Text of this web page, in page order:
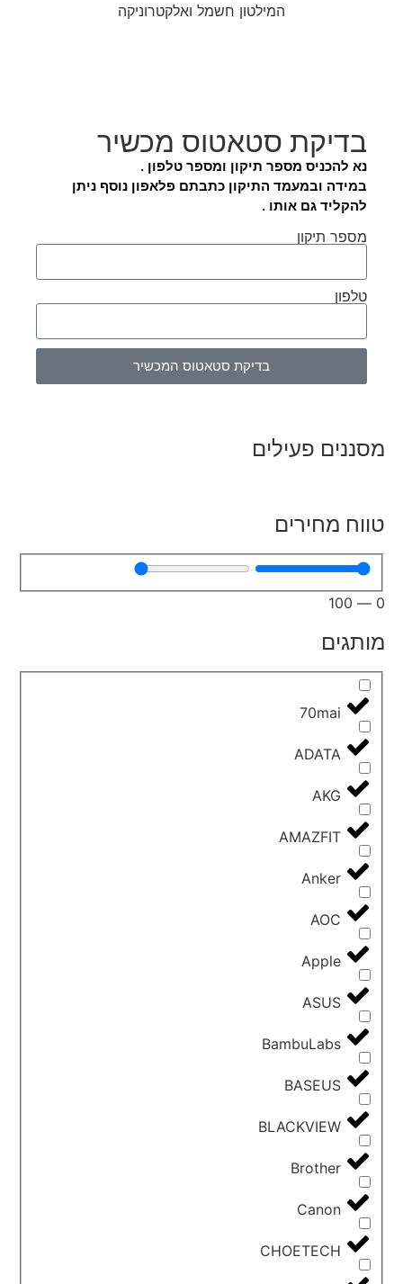
המילטון חשמל ואלקטרוניקה
בדיקת סטאטוס מכשיר
נא להכניס מספר תיקון ומספר טלפון .
במידה ובמעמד התיקון כתבתם פלאפון נוסף ניתן
להקליד גם אותו .
מספר תיקון
טלפון
בדיקת סטאטוס המכשיר
מסננים פעילים
טווח מחירים
0
—
100
מותגים
70mai
ADATA
AKG
AMAZFIT
Anker
AOC
Apple
ASUS
BambuLabs
BASEUS
BLACKVIEW
Brother
Canon
CHOETECH